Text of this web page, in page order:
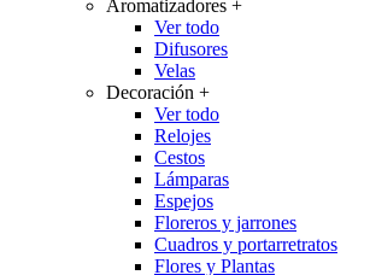
Aromatizadores +
Ver todo
Difusores
Velas
Decoración +
Ver todo
Relojes
Cestos
Lámparas
Espejos
Floreros y jarrones
Cuadros y portarretratos
Flores y Plantas